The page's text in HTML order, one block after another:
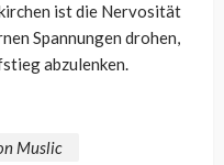
ist die Nervosität
Spannungen drohen,
abzulenken.
Muslic